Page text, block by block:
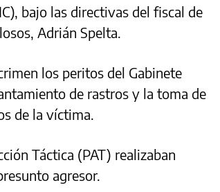
bajo las directivas del fiscal de
Adrián Spelta.
los peritos del Gabinete
de rastros y la toma de
de la víctima.
Táctica (PAT) realizaban
agresor.